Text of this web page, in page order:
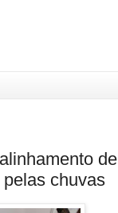
de
chuvas